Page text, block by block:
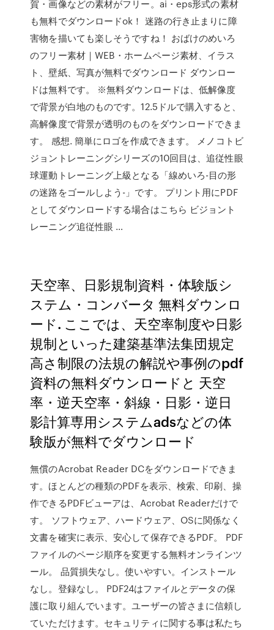
賀・画像などの素材がフリー。ai・eps形式の素材
も無料でダウンロードok！ 迷路の行き止まりに障
害物を描いても楽しそうですね！ おばけのめいろ
のフリー素材｜WEB・ホームページ素材、イラス
ト、壁紙、写真が無料でダウンロード ダウンロー
ドは無料です。 ※無料ダウンロードは、低解像度
で背景が白地のものです。12.5ドルで購入すると、
高解像度で背景が透明のものをダウンロードできま
す。 感想. 簡単にロゴを作成できます。 メノコトビ
ジョントレーニングシリーズの10回目は、追従性眼
球運動トレーニング上級となる「線めいろ-目の形
の迷路をゴールしよう-」です。 プリント用にPDF
としてダウンロードする場合はこちら ビジョント
レーニング追従性眼 …
天空率、日影規制資料・体験版シ
ステム・コンバータ 無料ダウンロ
ード. ここでは、天空率制度や日影
規制といった建築基準法集団規定
高さ制限の法規の解説や事例のpdf
資料の無料ダウンロードと 天空
率・逆天空率・斜線・日影・逆日
影計算専用システムadsなどの体
験版が無料でダウンロード
無償のAcrobat Reader DCをダウンロードできま
す。ほとんどの種類のPDFを表示、検索、印刷、操
作できるPDFビューアは、Acrobat Readerだけで
す。 ソフトウェア、ハードウェア、OSに関係なく
文書を確実に表示、安心して保存できるPDF。 PDF
ファイルのページ順序を変更する無料オンラインツ
ール。 品質損失なし。使いやすい。インストール
なし。登録なし。 PDF24はファイルとデータの保
護に取り組んでいます。ユーザーの皆さまに信頼し
ていただけます。セキュリティに関する事は私たち